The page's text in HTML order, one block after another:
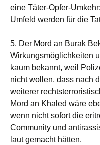
eine Täter-Opfer-
Umfeld werden für die
5. Der Mord an Burak
Wirkungsmöglichkeiten
kaum bekannt, weil
nicht wollen, dass nach
weiterer
Mord an Khaled wäre
wenn nicht sofort die
Community und
laut gemacht hätten.